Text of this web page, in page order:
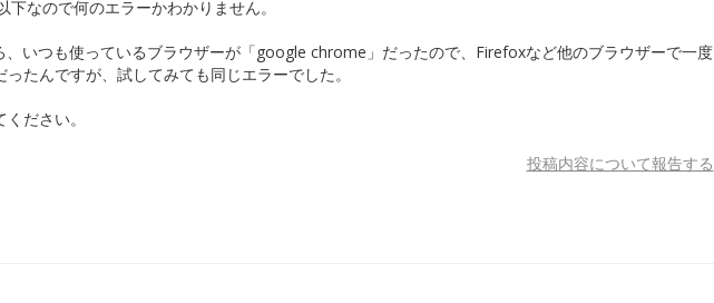
なので何のエラーかわかりません。
いつも使っているブラウザーが「google chrome」だったので、Firefoxなど他のブラウザーで一度
たんですが、試してみても同じエラーでした。
ださい。
投稿内容について報告する